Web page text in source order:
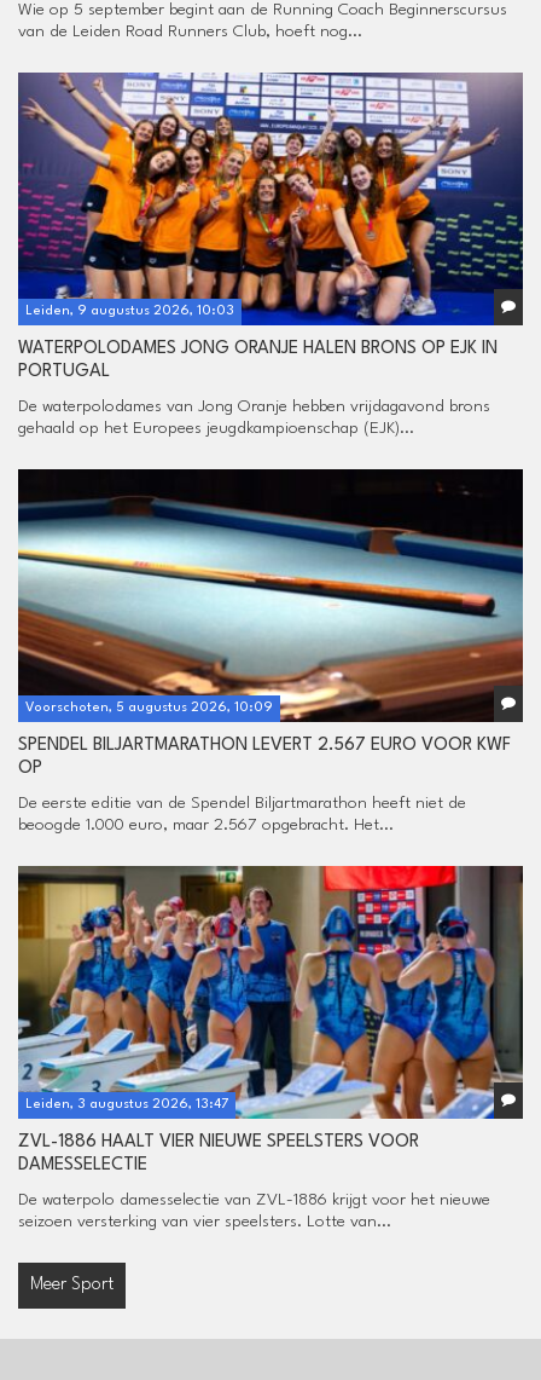
Wie op 5 september begint aan de Running Coach Beginnerscursus
van de Leiden Road Runners Club, hoeft nog...
Leiden, 9 augustus 2026, 10:03
WATERPOLODAMES JONG ORANJE HALEN BRONS OP EJK IN
PORTUGAL
De waterpolodames van Jong Oranje hebben vrijdagavond brons
gehaald op het Europees jeugdkampioenschap (EJK)...
Voorschoten, 5 augustus 2026, 10:09
SPENDEL BILJARTMARATHON LEVERT 2.567 EURO VOOR KWF
OP
De eerste editie van de Spendel Biljartmarathon heeft niet de
beoogde 1.000 euro, maar 2.567 opgebracht. Het...
Leiden, 3 augustus 2026, 13:47
ZVL-1886 HAALT VIER NIEUWE SPEELSTERS VOOR
DAMESSELECTIE
De waterpolo damesselectie van ZVL-1886 krijgt voor het nieuwe
seizoen versterking van vier speelsters. Lotte van...
Meer Sport